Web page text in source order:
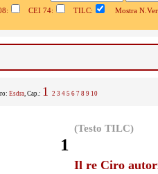
CEI 74: TILC: Mostra
Esdra, Cap.: 1 2 3 4 5 6 7 8 9 10
(Testo TILC)
1
Il re Ciro